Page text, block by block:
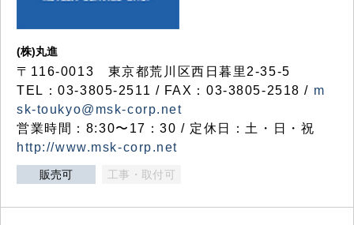
(株)丸進
〒116-0013 東京都荒川区西日暮里2-35-5
TEL：03-3805-2511 / FAX：03-3805-2518 / m
sk-toukyo@msk-corp.net
営業時間：8:30〜17：30 / 定休日：土・日・祝
http://www.msk-corp.net
販売可 工事・取付可